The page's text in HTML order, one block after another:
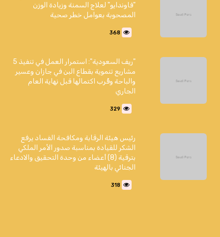
"فاوندايو" لعلاج السمنة وزيادة الوزن
المصحوبة بعوامل خطر صحية
368
"ريف السعودية": استمرار العمل في تنفيذ 5
مشاريع تنموية بقطاع البن في جازان وعسير
والباحة وقُرب اكتمالها قبل نهاية العام
الجاري
329
رئيس هيئة الرقابة ومكافحة الفساد يرفع
الشكر للقيادة بمناسبة صدور الأمر الملكي
بترقية (8) أعضاء من وحدة التحقيق والادعاء
الجنائي بالهيئة
318